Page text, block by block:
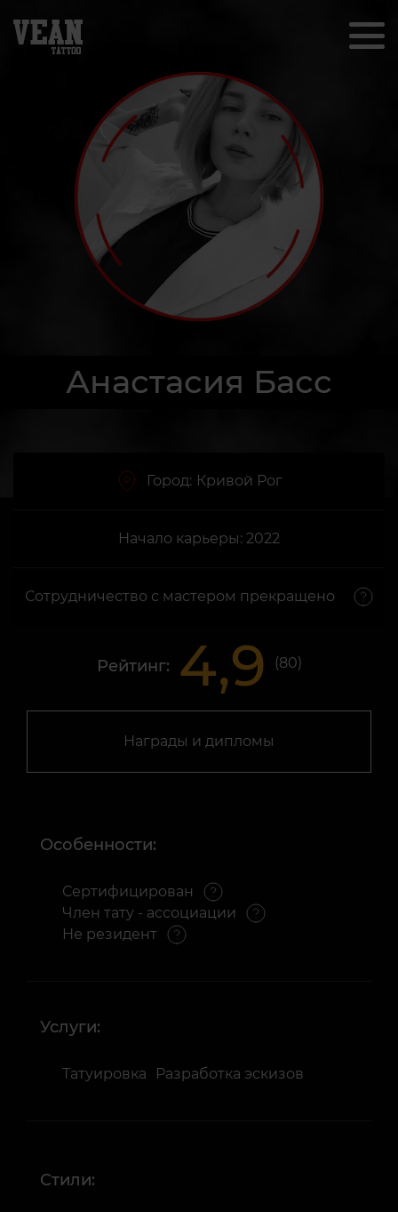
Анастасия Басс
Город: Кривой Рог
Начало карьеры: 2022
Сотрудничество с мастером прекращено
Рейтинг: 4,9 (80)
Награды и дипломы
Особенности:
Сертифицирован
Член тату - ассоциации
Не резидент
Услуги:
Татуировка Разработка эскизов
Стили: